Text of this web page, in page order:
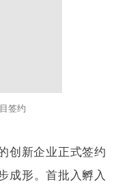
签约
创新企业正式签约
成形。首批入孵入